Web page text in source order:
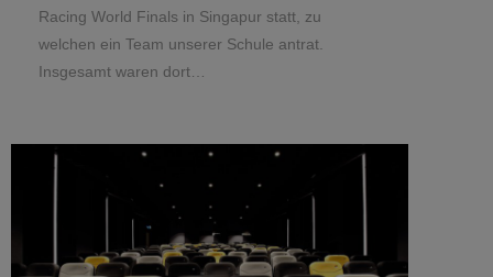
Racing World Finals in Singapur statt, zu
welchen ein Team unserer Schule antrat.
Insgesamt waren dort…